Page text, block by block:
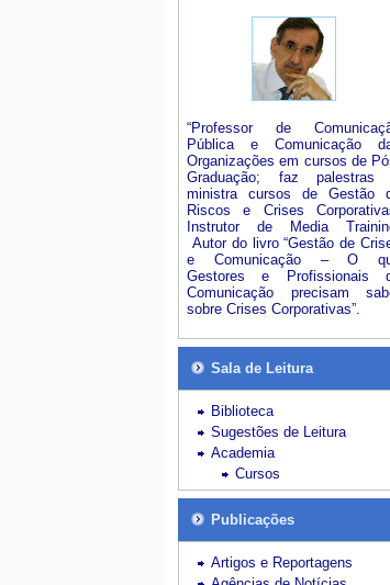
“Professor de
Pública e Comunicação
Organizações em cursos de
Graduação; faz palestras
ministra cursos de Gestão
Riscos e Crises
Instrutor de Media
Autor do livro “Gestão de
e Comunicação – O
Gestores e Profissionais
Comunicação precisam
sobre Crises Corporativas”.
Sala de Leitura
Biblioteca
Sugestões de Leitura
Academia
Cursos
Publicações
Artigos e Reportagens